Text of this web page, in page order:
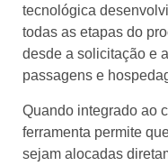
tecnológica
todas as etapas do
desde a solicitação e
passagens e
Quando integrado ao
ferramenta permite
sejam alocadas